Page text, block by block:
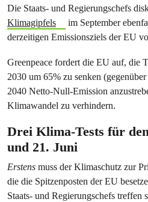
Die Staats- und Regierungschefs
Klimagipfels
im September
derzeitigen Emissionsziels der EU
Greenpeace fordert die EU auf, die
2030 um 65% zu senken
2040 Netto-Null-Emission
Klimawandel zu verhindern.
Drei Klima-Tests für
und 21. Juni
Erstens muss der Klimaschutz zur
die die Spitzenposten der EU
Staats- und Regierungschefs treffen